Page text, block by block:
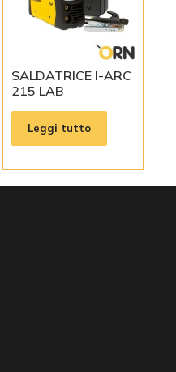
SALDATRICE I-ARC
215 LAB
Leggi tutto